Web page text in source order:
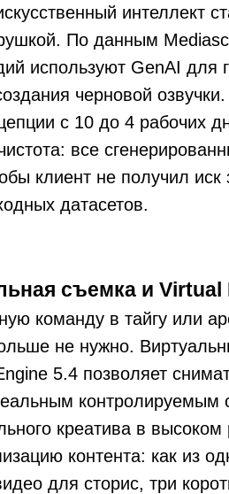
интеллект
По данным
используют GenAI для
черновой
с 10 до 4 рабочих
все
клиент не получил иск
датасетов.
съемка и Virtual
команду в тайгу или
не нужно.
5.4 позволяет
контролируемым
креатива в
контента: как из
для сторис, три